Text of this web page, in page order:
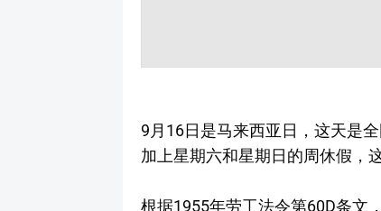
9月16日是马来西亚日，这天是
加上星期六和星期日的周休假，
根据1955年劳工法令第60D条文